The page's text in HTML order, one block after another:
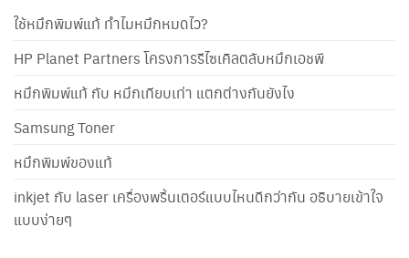
ใช้หมึกพิมพ์แท้ ทำไมหมึกหมดไว?
HP Planet Partners โครงการรีไซเคิลตลับหมึกเอชพี
หมึกพิมพ์แท้ กับ หมึกเทียบเท่า แตกต่างกันยังไง
Samsung Toner
หมึกพิมพ์ของแท้
inkjet กับ laser เครื่องพริ้นเตอร์แบบไหนดีกว่ากัน อธิบายเข้าใจ
แบบง่ายๆ